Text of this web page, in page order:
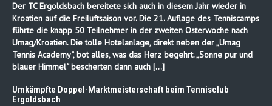
Der TC Ergoldsbach bereitete sich auch in diesem Jahr wieder in
Kroatien auf die Freiluftsaison vor. Die 21. Auflage des Tenniscamps
führte die knapp 50 Teilnehmer in der zweiten Osterwoche nach
Umag/Kroatien. Die tolle Hotelanlage, direkt neben der „Umag
Tennis Academy“, bot alles, was das Herz begehrt. „Sonne pur und
blauer Himmel“ bescherten dann auch […]
Umkämpfte Doppel-Marktmeisterschaft beim Tennisclub
Ergoldsbach